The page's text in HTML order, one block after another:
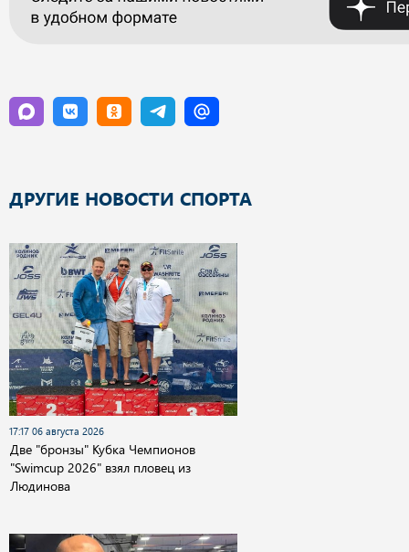
ДРУГИЕ НОВОСТИ СПОРТА
17:17 06 августа 2026
Две "бронзы" Кубка Чемпионов
"Swimcup 2026" взял пловец из
Людинова